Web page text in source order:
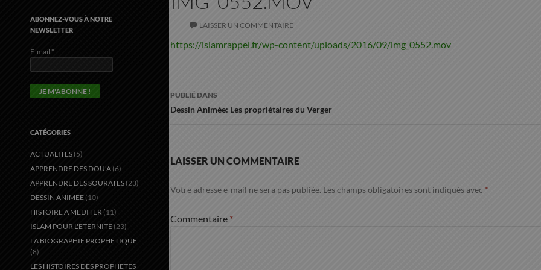
LAISSER UN COMMENTAIRE
https://islamrappel.fr/wp-content/uploads/2016/09/img_0552.mov
Navigation
des
PUBLIÉ DANS
Dessin Animée: Les propriétaires du Verger
LAISSER UN COMMENTAIRE
Votre adresse e-mail ne sera pas publiée. Les champs obligatoires sont indiqués avec *
Commentaire *
ABONNEZ-VOUS À NOTRE
NEWSLETTER
E-mail *
CATÉGORIES
ACTUALITES (5)
APPRENDRE DES DOU'A (6)
APPRENDRE DES SOURATES (23)
DESSIN ANIMEE (10)
HISTOIRE A MEDITER (11)
ISLAM POUR L'ETERNITE (23)
LA BIOGRAPHIE PROPHETIQUE
(8)
LES HISTOIRES DES PROPHETES